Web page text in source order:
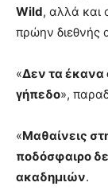
Wild, αλλά και
πρώην διεθνής
«Δεν τα έκανα
γήπεδο»,
«Μαθαίνεις
ποδόσφαιρο
ακαδημιών.